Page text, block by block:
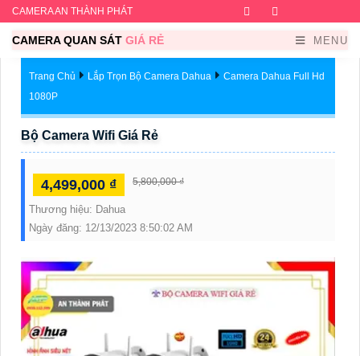
CAMERA AN THÀNH PHÁT Facebook
CAMERA QUAN SÁT GIÁ RẺ MENU
Trang Chủ Lắp Trọn Bộ Camera Dahua
Camera Dahua Full Hd
1080P
Bộ Camera Wifi Giá Rẻ
4,499,000 ₫ 5,800,000 ₫
Thương hiệu: Dahua
Ngày đăng: 12/13/2023 8:50:02 AM